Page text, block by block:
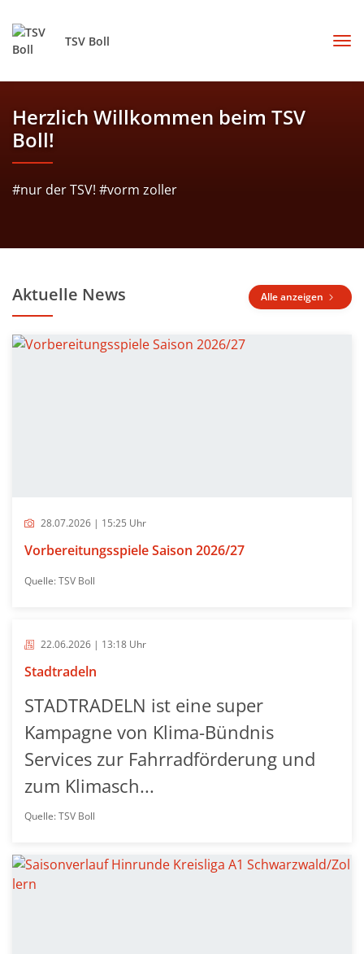
TSV Boll
Herzlich Willkommen beim TSV
Boll!
#nur der TSV! #vorm zoller
Aktuelle News Alle anzeigen
28.07.2026 | 15:25 Uhr
Vorbereitungsspiele Saison 2026/27
Quelle: TSV Boll
22.06.2026 | 13:18 Uhr
Stadtradeln
STADTRADELN ist eine super
Kampagne von Klima-Bündnis
Services zur Fahrradförderung und
zum Klimasch...
Quelle: TSV Boll